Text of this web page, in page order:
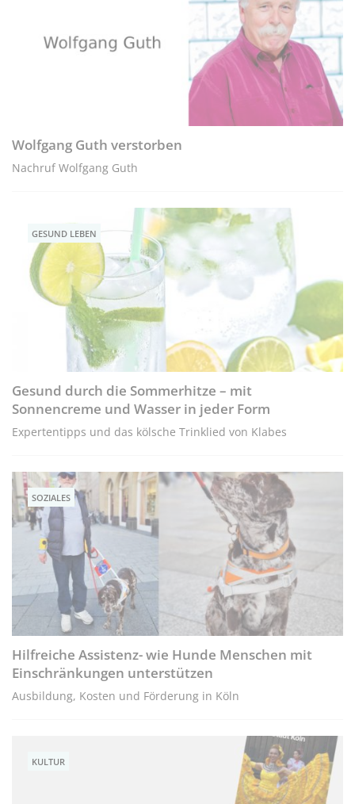
Wolfgang Guth verstorben
Nachruf Wolfgang Guth
GESUND LEBEN
Gesund durch die Sommerhitze – mit
Sonnencreme und Wasser in jeder Form
Expertentipps und das kölsche Trinklied von Klabes
SOZIALES
Hilfreiche Assistenz- wie Hunde Menschen mit
Einschränkungen unterstützen
Ausbildung, Kosten und Förderung in Köln
KULTUR